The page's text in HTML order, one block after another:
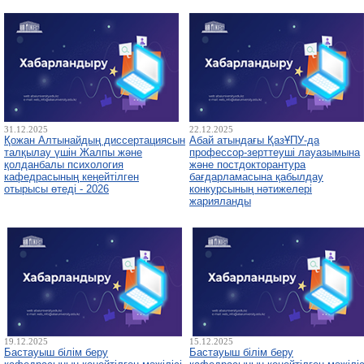
31.12.2025
Қожан Алтынайдың диссертациясын
талқылау үшін Жалпы және
қолданбалы психология
кафедрасының кеңейтілген
отырысы өтеді - 2026
22.12.2025
Абай атындағы ҚазҰПУ-да
профессор-зерттеуші лауазымына
және постдокторантура
бағдарламасына қабылдау
конкурсының нәтижелері
жарияланды
19.12.2025
Бастауыш білім беру
15.12.2025
Бастауыш білім беру